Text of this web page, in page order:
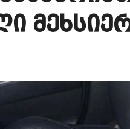
დიდია